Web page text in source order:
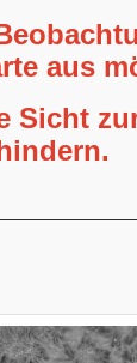
aus
Sicht